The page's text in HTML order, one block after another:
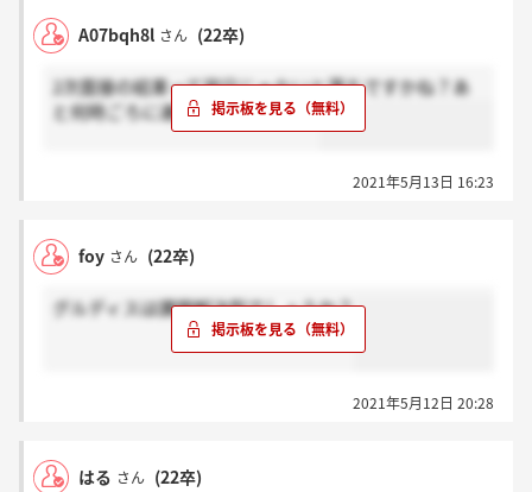
A07bqh8l さん (22卒)
2次面接の結果って翌日じゃないと落ちですかね？あ
と何時ごろに連絡ありましたか？
2021年5月13日 16:23
foy さん (22卒)
グルディスは課題解決型でしょうか？
2021年5月12日 20:28
はる さん (22卒)